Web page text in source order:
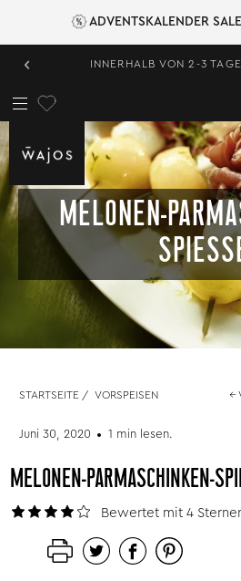
ADVENTSKALENDER
‹ INNERHALB VON 2-3
MELONEN-
SPIESSE
STARTSEITE / VORSPEISEN ←
Juni 30, 2020 1 min lesen.
MELONEN-PARMASCHINKEN-
Bewertet mit 4